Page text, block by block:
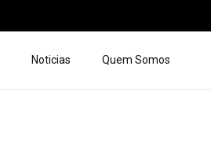
Noticias Quem Somos